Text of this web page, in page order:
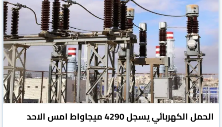
الحمل الكهربائي يسجل 4290 ميجاواط امس الاحد